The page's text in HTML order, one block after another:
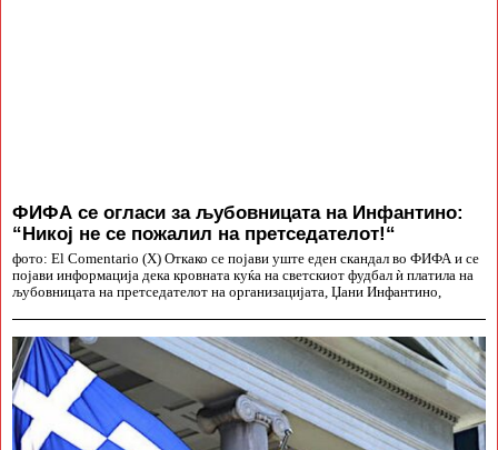
ФИФА се огласи за љубовницата на Инфантино:
“Никој не се пожалил на претседателот!“
фото: El Comentario (X) Откако се појави уште еден скандал во ФИФА и се
појави информација дека кровната куќа на светскиот фудбал ѝ платила на
љубовницата на претседателот на организацијата, Џани Инфантино,